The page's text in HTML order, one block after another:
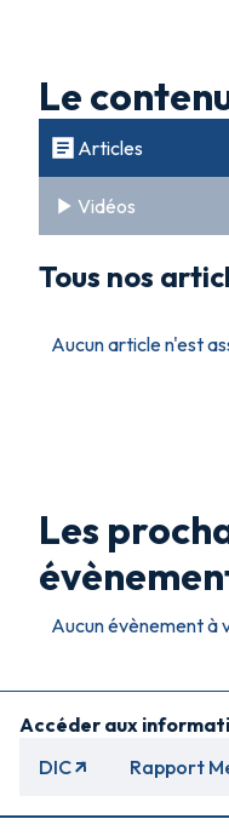
Le
Articles
Vidéos
Tous nos
Aucun article n'est
Les
Aucun évènement à
Accéder aux
DIC
Rapport